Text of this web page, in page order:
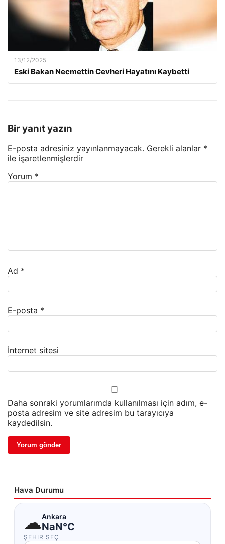
13/12/2025
Eski Bakan Necmettin Cevheri Hayatını Kaybetti
Bir yanıt yazın
E-posta adresiniz yayınlanmayacak. Gerekli alanlar *
ile işaretlenmişlerdir
Yorum *
Ad *
E-posta *
İnternet sitesi
Daha sonraki yorumlarımda kullanılması için adım, e-
posta adresim ve site adresim bu tarayıcıya
kaydedilsin.
Hava Durumu
☁Ankara
NaN°C
ŞEHIR SEÇ